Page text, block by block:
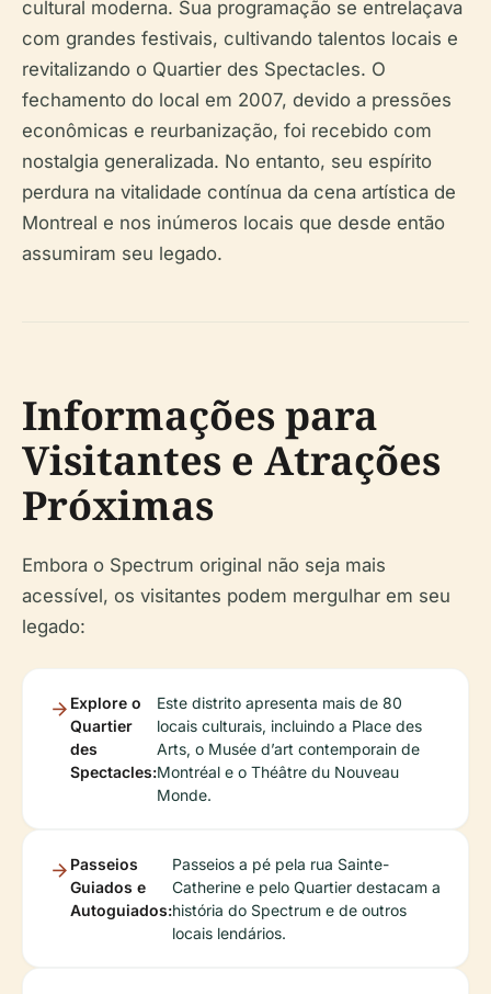
cultural moderna. Sua programação se entrelaçava
com grandes festivais, cultivando talentos locais e
revitalizando o Quartier des Spectacles. O
fechamento do local em 2007, devido a pressões
econômicas e reurbanização, foi recebido com
nostalgia generalizada. No entanto, seu espírito
perdura na vitalidade contínua da cena artística de
Montreal e nos inúmeros locais que desde então
assumiram seu legado.
Informações para
Visitantes e Atrações
Próximas
Embora o Spectrum original não seja mais
acessível, os visitantes podem mergulhar em seu
legado:
Explore o
Quartier
des
Spectacles:
Este distrito apresenta mais de 80
locais culturais, incluindo a Place des
Arts, o Musée d’art contemporain de
Montréal e o Théâtre du Nouveau
Monde.
Passeios
Guiados e
Autoguiados:
Passeios a pé pela rua Sainte-
Catherine e pelo Quartier destacam a
história do Spectrum e de outros
locais lendários.